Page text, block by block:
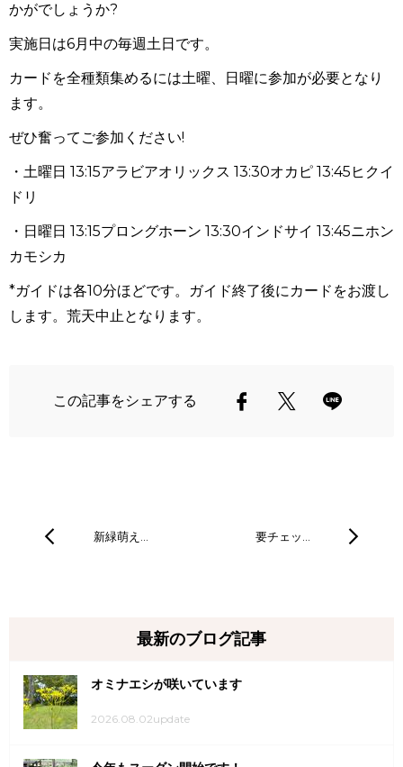
かがでしょうか?
実施日は6月中の毎週土日です。
カードを全種類集めるには土曜、日曜に参加が必要となり
ます。
ぜひ奮ってご参加ください!
・土曜日 13:15アラビアオリックス 13:30オカピ 13:45ヒクイ
ドリ
・日曜日 13:15プロングホーン 13:30インドサイ 13:45ニホン
カモシカ
*ガイドは各10分ほどです。ガイド終了後にカードをお渡し
します。荒天中止となります。
この記事をシェアする
新緑萌え… 要チェッ…
最新のブログ記事
オミナエシが咲いています
2026.08.02update